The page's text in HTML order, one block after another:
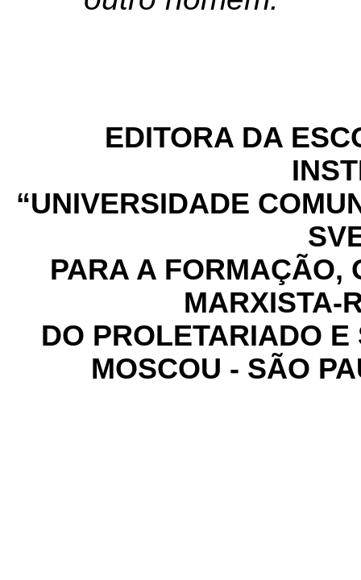
EDITORA DA
“UNIVERSIDADE
PARA A FORMAÇÃO,
MARXISTA-
DO PROLETARIADO
MOSCOU - SÃO